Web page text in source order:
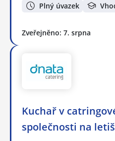
Plný úvazek
Zveřejněno: 7. srpna
Kuchař v
společnosti na